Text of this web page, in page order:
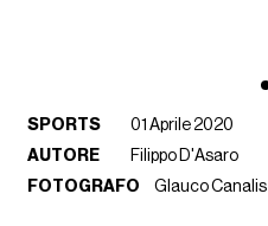
SPORTS
01 Aprile 2020
AUTORE
Filippo D'Asaro
FOTOGRAFO
Glauco Canalis